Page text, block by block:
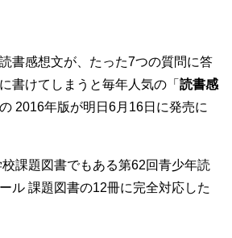
書感想文が、たった7つの質問に答
書けてしまうと毎年人気の「 読書感
2016年版が明日6月16日に発売に
課題図書でもある第62回青少年読
ル 課題図書の12冊に完全対応した